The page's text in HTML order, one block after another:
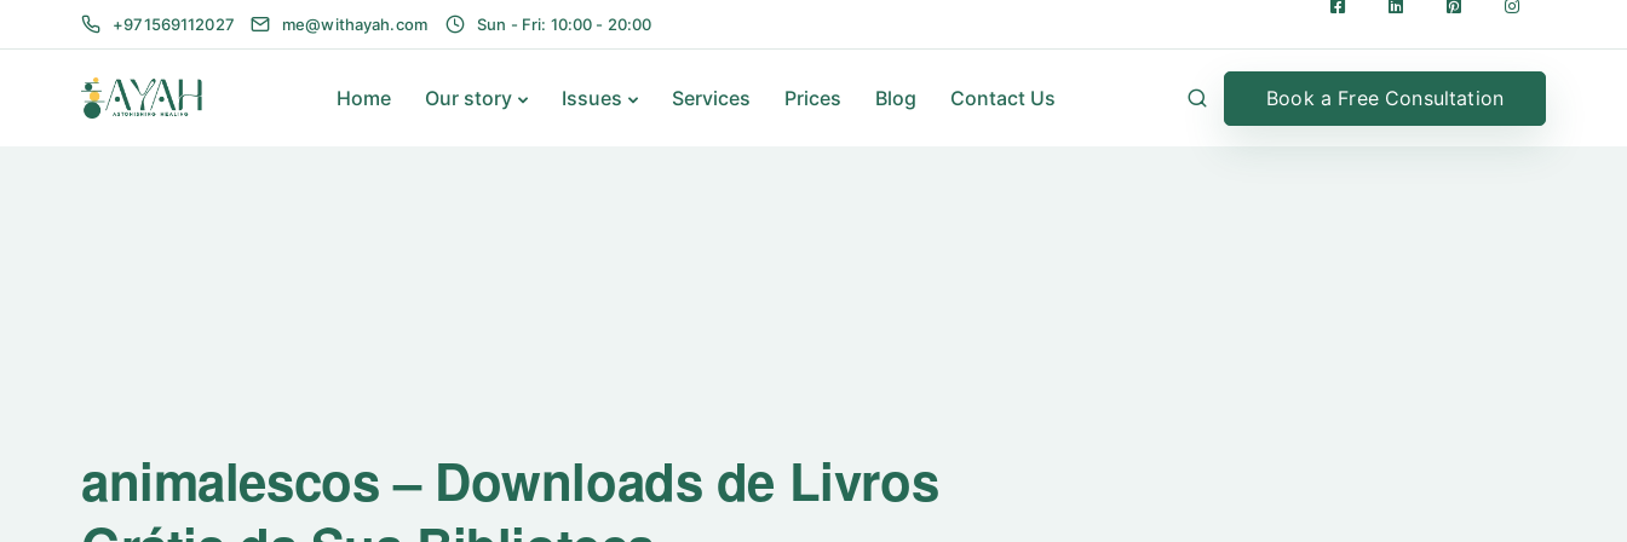
+971569112027 me@withayah.com Sun - Fri: 10:00 - 20:00
Home Our story Issues Services Prices Blog Contact Us Book a Free Consultation
animalescos – Downloads de Livros